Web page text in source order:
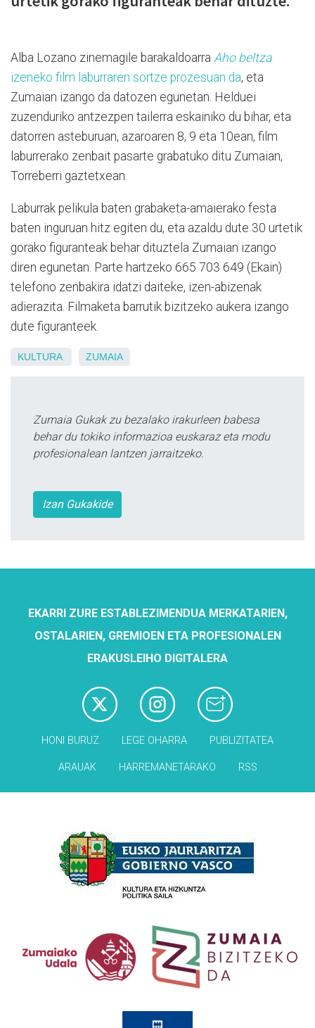
Alba Lozano zinemagile barakaldoarra Aho beltza
izeneko film laburraren sortze prozesuan da, eta
Zumaian izango da datozen egunetan. Helduei
zuzenduriko antzezpen tailerra eskainiko du bihar, eta
datorren asteburuan, azaroaren 8, 9 eta 10ean, film
laburrerako zenbait pasarte grabatuko ditu Zumaian,
Torreberri gaztetxean.
Laburrak pelikula baten grabaketa-amaierako festa
baten inguruan hitz egiten du, eta azaldu dute 30 urtetik
gorako figuranteak behar dituztela Zumaian izango
diren egunetan. Parte hartzeko 665 703 649 (Ekain)
telefono zenbakira idatzi daiteke, izen-abizenak
adierazita. Filmaketa barrutik bizitzeko aukera izango
dute figuranteek.
KULTURA ZUMAIA
Zumaia Gukak zu bezalako irakurleen babesa
behar du tokiko informazioa euskaraz eta modu
profesionalean lantzen jarraitzeko.
Izan Gukakide
EKARRI ZURE ESTABLEZIMENDUA MERKATARIEN,
OSTALARIEN, GREMIOEN ETA PROFESIONALEN
ERAKUSLEIHO DIGITALERA
HONI BURUZ LEGE OHARRA PUBLIZITATEA
ARAUAK HARREMANETARAKO RSS